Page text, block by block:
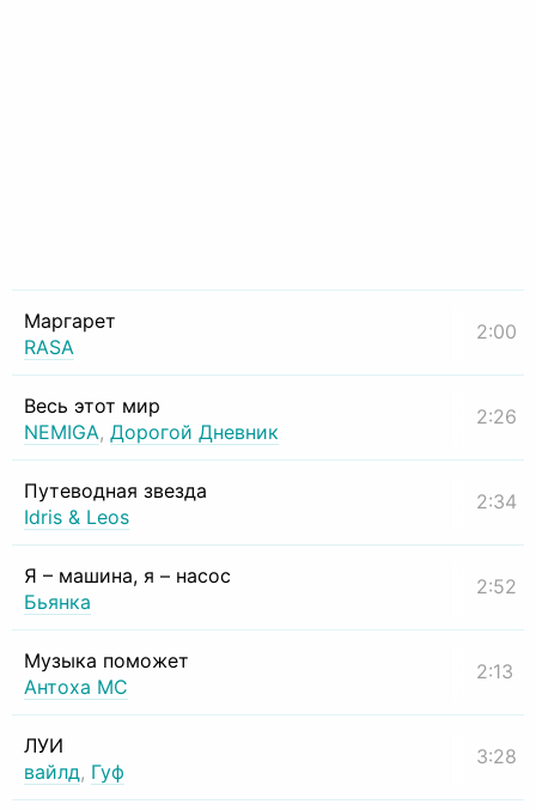
Маргарет
RASA
2:00
Весь этот мир
NEMIGA, Дорогой Дневник
2:26
Путеводная звезда
Idris & Leos
2:34
Я – машина, я – насос
Бьянка
2:52
Музыка поможет
Антоха МС
2:13
ЛУИ
вайлд, Гуф
3:28